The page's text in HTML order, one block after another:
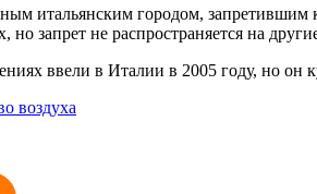
итальянским городом, запретившим
но запрет не распространяется на
ввели в Италии в 2005 году, но он
воздуха